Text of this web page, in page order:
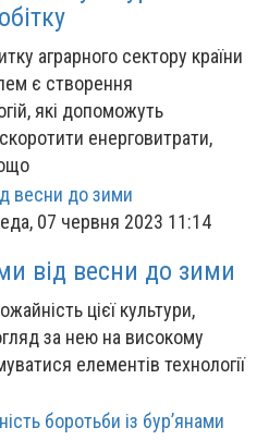
аграрного сектору країни
є створення
які допоможуть
енерговитрати,
07 червня 2023 11:14
від весни до зими
цієї культури,
за нею на високому
елементів технології